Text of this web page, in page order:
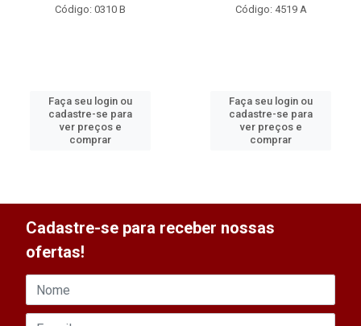
Código: 0310 B
Faça seu login ou
cadastre-se para
ver preços e
comprar
Código: 4519 A
Faça seu login ou
cadastre-se para
ver preços e
comprar
Cadastre-se para receber nossas
ofertas!